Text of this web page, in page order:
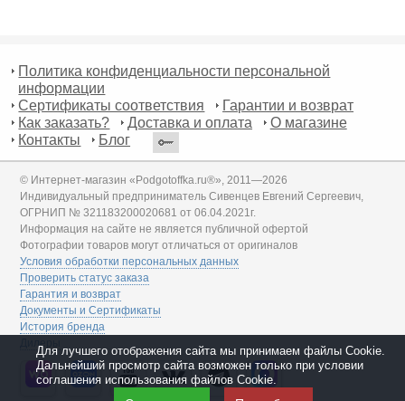
Политика конфиденциальности персональной
информации
Сертификаты соответствия
Гарантии и возврат
Как заказать?
Доставка и оплата
О магазине
Контакты
Блог
© Интернет-магазин «Podgotoffka.ru®», 2011—2026
Индивидуальный предприниматель Сивенцев Евгений Сергеевич,
ОГРНИП № 321183200020681 от 06.04.2021г.
Информация на сайте не является публичной офертой
Фотографии товаров могут отличаться от оригиналов
Условия обработки персональных данных
Проверить статус заказа
Гарантия и возврат
Документы и Сертификаты
История бренда
Дилеры
Для лучшего отображения сайта мы принимаем файлы Cookie.
Дальнейший просмотр сайта возможен только при условии
соглашения использования файлов Cookie.